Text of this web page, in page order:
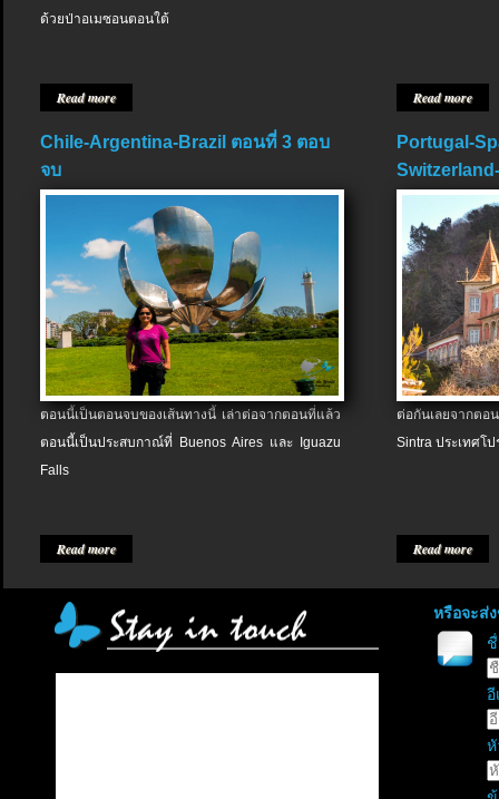
ด้วยป่าอเมซอนตอนใต้
Read more Read more
Chile-Argentina-Brazil ตอนที่ 3 ตอบ
จบ
ตอนนี้เป็นตอนจบของเส้นทางนี้ เล่าต่อจากตอนที่แล้ว
ตอนนี้เป็นประสบกาณ์ที่ Buenos Aires และ Iguazu
Falls
Read more
Portugal-
ต่อกันเลยจากต
Sintra ประเทศโป
Read more
หรือจะส่
อี
หั